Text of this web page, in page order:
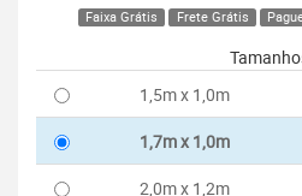
Faixa Grátis Frete Grátis
1,5m x 1,0m
1,7m x 1,0m
2,0m x 1,2m